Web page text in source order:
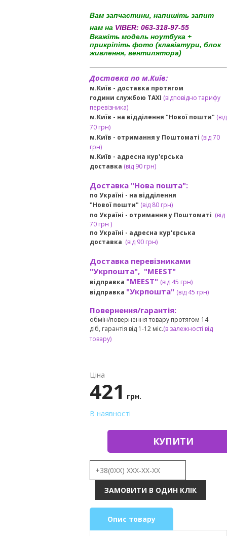
Вам запчастини, напишіть запит
нам на VIBER: 063-318-97-55
Вкажіть модель ноутбука +
прикріпіть фото (клавіатури, блок
живлення, вентилятора)
Доставка по м.Київ:
м.Київ - доставка протягом
години службою TAXI (відповідно тарифу
перевізника)
м.Київ - на відділення "Нової пошти" (від
70 грн)
м.Київ - отримання у Поштоматі (від 70
грн)
м.Київ - адресна кур'єрська
доставка (від90 грн)
Доставка "Нова пошта":
по Україні - на відділення
"Нової пошти" (від 80 грн)
по Україні - отримання у Поштоматі (від
70 грн )
по Україні - адресна кур'єрська
доставка (від90 грн)
Доставка перевізниками
"Укрпошта", "MEEST"
відправка "MEEST" (від 45 грн)
відправка "Укрпошта" (від 45 грн)
Повернення/гарантія:
обмін/повернення товару протягом 14
діб, гарантія від 1-12 міс.(в залежності від
товару)
Ціна
421 грн.
В наявності
КУПИТИ
Опис товару